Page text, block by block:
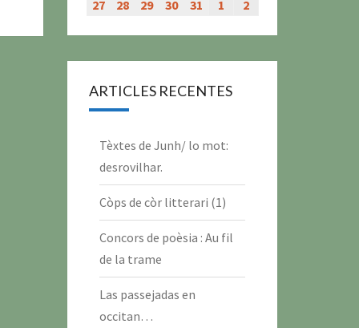
juillet juilletjuilletjuillet juillet juillet
27 2728 282929303031 1 22
ARTICLES RECENTES
Tèxtes de Junh/ lo mot:
desrovilhar.
Còps de còr litterari (1)
Concors de poèsia : Au fil
de la trame
Las passejadas en
occitan…